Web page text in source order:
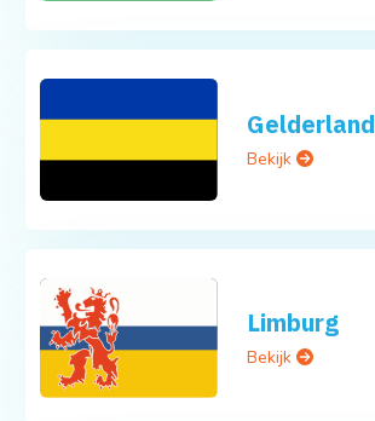
Gelderland
Bekijk
Limburg
Bekijk